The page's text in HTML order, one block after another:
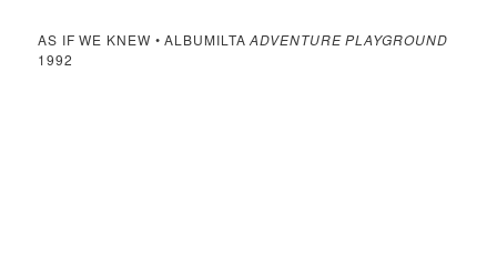
AS IF WE KNEW • ALBUMILTAADVENTURE PLAYGROUND
1992